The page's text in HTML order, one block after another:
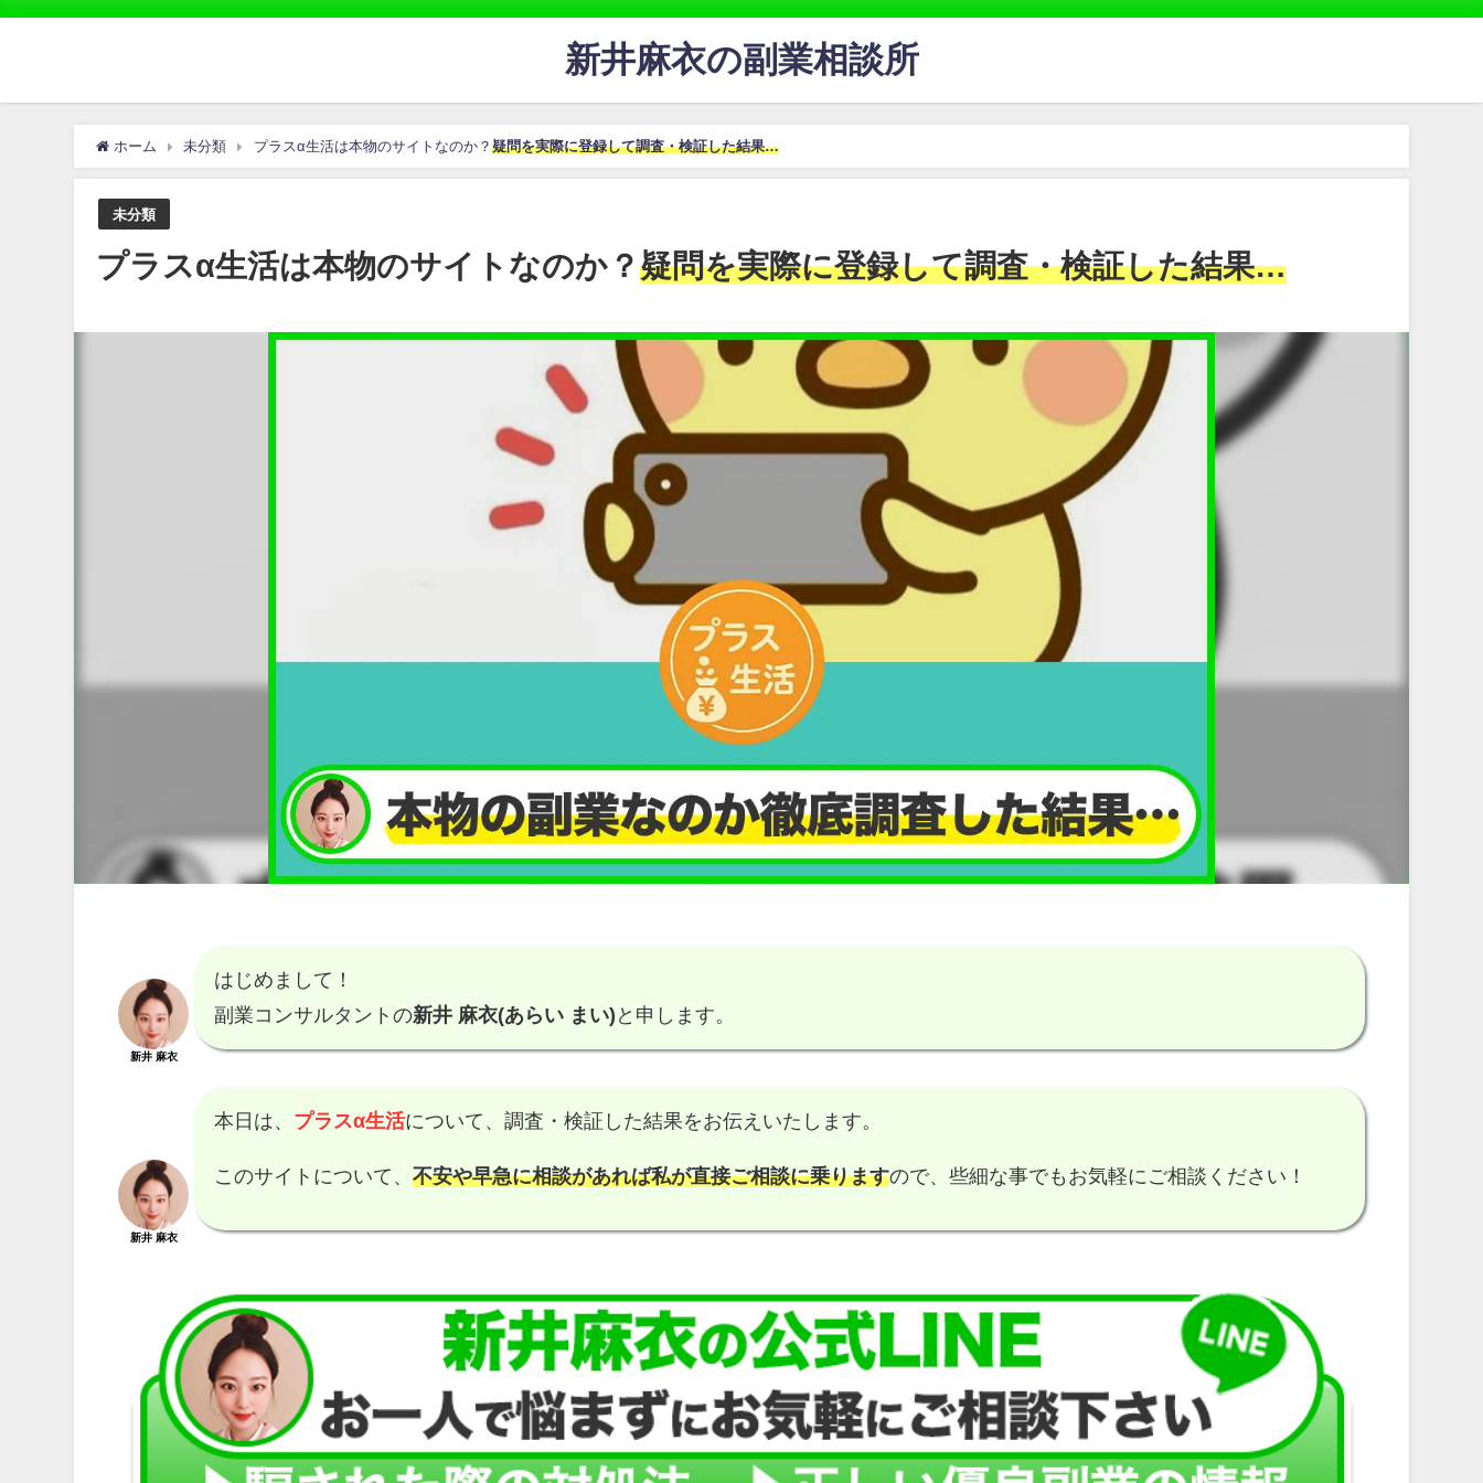
新井麻衣の副業相談所
ホーム 未分類 プラスα生活は本物のサイトなのか？ 疑問を実際に登録して調査・検証した結果…
未分類
プラスα生活は本物のサイトなのか？疑問を実際に登録して調査・検証した結果…
新井 麻衣
はじめまして！
副業コンサルタントの新井 麻衣(あらい まい) と申します。
新井 麻衣
本日は、 プラスα生活について、調査・検証した結果をお伝えいたします。
このサイトについて、不安や早急に相談があれば私が直接ご相談に乗りますので、些細な事でもお気軽にご相談ください！